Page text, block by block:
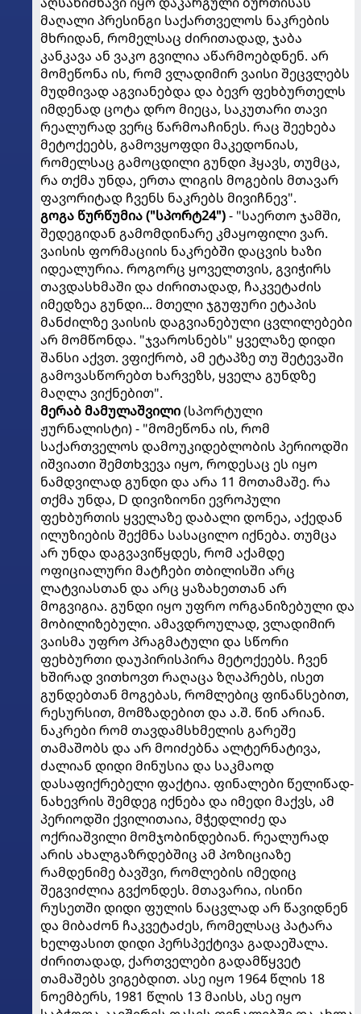
მაღალი პრესინგი საქართველოს ნაკრების
მხრიდან, რომელსაც ძირითადად, ჯაბა
კანკავა ან ვაკო გვილია აწარმოებდნენ. არ
მომეწონა ის, რომ ვლადიმირ ვაისი შეცვლებს
მუდმივად აგვიანებდა და ბევრ ფეხბურთელს
იმდენად ცოტა დრო მიეცა, საკუთარი თავი
რეალურად ვერც წარმოაჩინეს. რაც შეეხება
მეტოქეებს, გამოვყოფდი მაკედონიას,
რომელსაც გამოცდილი გუნდი ჰყავს, თუმცა,
რა თქმა უნდა, ერთა ლიგის მოგების მთავარ
ფავორიტად ჩვენს ნაკრებს მივიჩნევ".
გოგა წურწუმია ("სპორტ24")- "საერთო ჯამში,
შედეგიდან გამომდინარე კმაყოფილი ვარ.
ვაისის ფორმაციის ნაკრებში დაცვის ხაზი
იდეალურია. როგორც ყოველთვის, გვიჭირს
თავდასხმაში და ძირითადად, ჩაკვეტაძის
იმედზეა გუნდი... მთელი ჯგუფური ეტაპის
მანძილზე ვაისის დაგვიანებული ცვლილებები
არ მომწონდა. "ჯვაროსნებს" ყველაზე დიდი
შანსი აქვთ. ვფიქრობ, ამ ეტაპზე თუ შეტევაში
გამოვასწორებთ ხარვეზს, ყველა გუნდზე
მაღლა ვიქნებით".
მერაბ მამულაშვილი(სპორტული
ჟურნალისტი) - "მომეწონა ის, რომ
საქართველოს დამოუკიდებლობის პერიოდში
იშვიათი შემთხვევა იყო, როდესაც ეს იყო
ნამდვილად გუნდი და არა 11 მოთამაშე. რა
თქმა უნდა, D დივიზიონი ევროპული
ფეხბურთის ყველაზე დაბალი დონეა, აქედან
ილუზიების შექმნა სასაცილო იქნება. თუმცა
არ უნდა დაგვავიწყდეს, რომ აქამდე
ოფიციალური მატჩები თბილისში არც
ლატვიასთან და არც ყაზახეთთან არ
მოგვიგია. გუნდი იყო უფრო ორგანიზებული და
მობილიზებული. ამავდროულად, ვლადიმირ
ვაისმა უფრო პრაგმატული და სწორი
ფეხბურთი დაუპირისპირა მეტოქეებს. ჩვენ
ხშირად ვითხოვთ რაღაცა ზღაპრებს, ისეთ
გუნდებთან მოგებას, რომლებიც ფინანსებით,
რესურსით, მომზადებით და ა.შ. წინ არიან.
ნაკრები რომ თავდამსხმელის გარეშე
თამაშობს და არ მოიძებნა ალტერნატივა,
ძალიან დიდი მინუსია და საკმაოდ
დასაფიქრებელი ფაქტია. ფინალები წელიწად-
ნახევრის შემდეგ იქნება და იმედი მაქვს, ამ
პერიოდში ქვილითაია, მჭედლიძე და
ოქრიაშვილი მომჯობინდებიან. რეალურად
არის ახალგაზრდებშიც ამ პოზიციაზე
რამდენიმე ბავშვი, რომლების იმედიც
შეგვიძლია გვქონდეს. მთავარია, ისინი
რუსეთში დიდი ფულის ნაცვლად არ წავიდნენ
და მიბაძონ ჩაკვეტაძეს, რომელსაც პატარა
ხელფასით დიდი პერსპექტივა გადაეშალა.
ძირითადად, ქართველები გადამწყვეტ
თამაშებს ვიგებდით. ასე იყო 1964 წლის 18
ნოემბერს, 1981 წლის 13 მაისს, ასე იყო